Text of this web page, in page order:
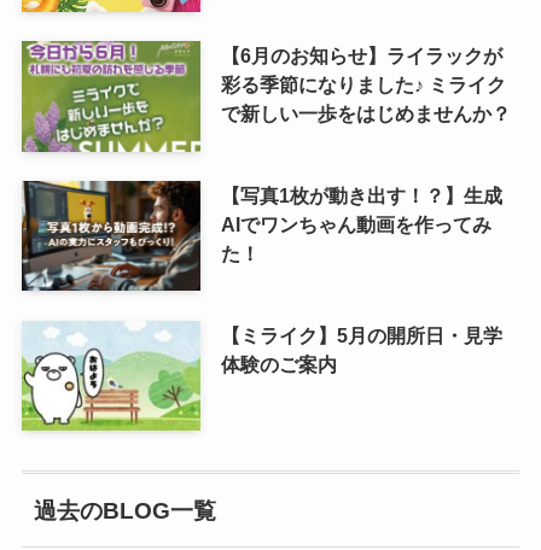
【6月のお知らせ】ライラックが
彩る季節になりました♪ ミライク
で新しい一歩をはじめませんか？
【写真1枚が動き出す！？】生成
AIでワンちゃん動画を作ってみ
た！
【ミライク】5月の開所日・見学
体験のご案内
過去のBLOG一覧